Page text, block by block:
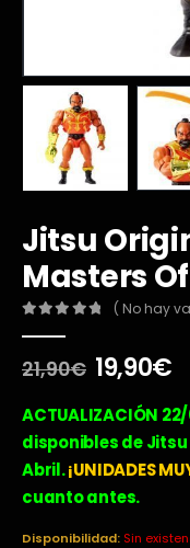
Jitsu
Masters
( No hay
21,90€ El
original
era:
21,90€.
19,90€El
ACTUALIZACIÓN
disponibles de
Abril.¡UNIDADES
cuanto antes.
Disponibilidad: Sin